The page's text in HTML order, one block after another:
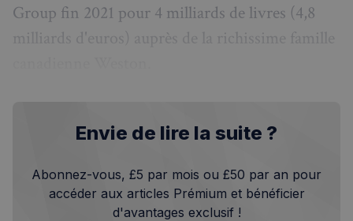
Group fin 2021 pour 4 milliards de livres (4,8
milliards d'euros) auprès de la richissime famille
Envie de lire la suite ?
Abonnez-vous, £5 par mois ou £50 par an pour
accéder aux articles Prémium et bénéficier
d'avantages exclusif !